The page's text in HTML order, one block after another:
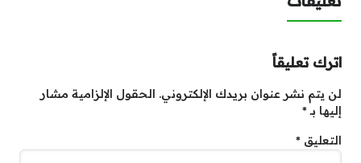
اترك تعليقاً
لن يتم نشر عنوان بريدك الإلكتروني. الحقول الإلزامية مشار
إليها بـ*
التعليق *